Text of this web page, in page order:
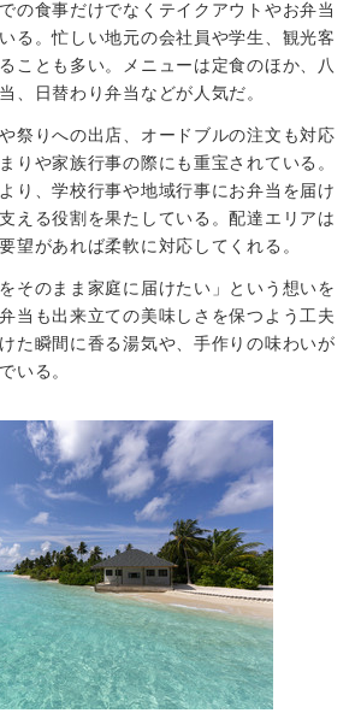
の食事だけでなくテイクアウトやお弁当
る。忙しい地元の会社員や学生、観光客
ことも多い。メニューは定食のほか、八
、日替わり弁当などが人気だ。
祭りへの出店、オードブルの注文も対応
りや家族行事の際にも重宝されている。
り、学校行事や地域行事にお弁当を届け
える役割を果たしている。配達エリアは
望があれば柔軟に対応してくれる。
そのまま家庭に届けたい」という想いを
当も出来立ての美味しさを保つよう工夫
た瞬間に香る湯気や、手作りの味わいが
いる。